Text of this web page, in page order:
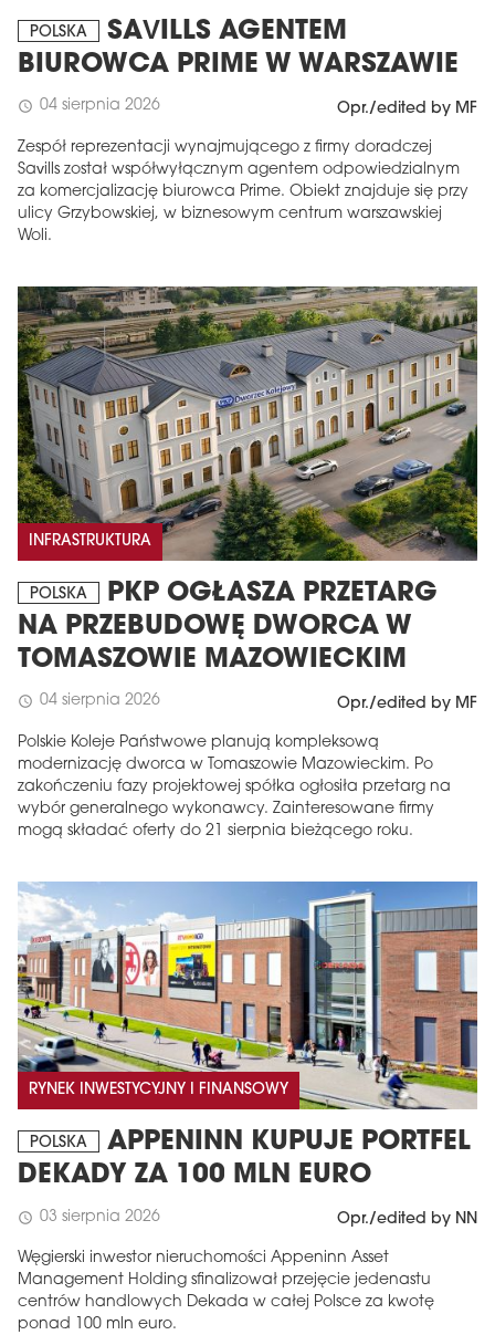
POLSKA
SAVILLS AGENTEM
BIUROWCA PRIME W WARSZAWIE
schedule 04 sierpnia 2026 Opr./edited by MF
Zespół reprezentacji wynajmującego z firmy doradczej
Savills został współwyłącznym agentem odpowiedzialnym
za komercjalizację biurowca Prime. Obiekt znajduje się przy
ulicy Grzybowskiej, w biznesowym centrum warszawskiej
Woli.
INFRASTRUKTURA
POLSKA
PKP OGŁASZA PRZETARG
NA PRZEBUDOWĘ DWORCA W
TOMASZOWIE MAZOWIECKIM
schedule 04 sierpnia 2026 Opr./edited by MF
Polskie Koleje Państwowe planują kompleksową
modernizację dworca w Tomaszowie Mazowieckim. Po
zakończeniu fazy projektowej spółka ogłosiła przetarg na
wybór generalnego wykonawcy. Zainteresowane firmy
mogą składać oferty do 21 sierpnia bieżącego roku.
RYNEK INWESTYCYJNY I FINANSOWY
POLSKA
APPENINN KUPUJE PORTFEL
DEKADY ZA 100 MLN EURO
schedule 03 sierpnia 2026 Opr./edited by NN
Węgierski inwestor nieruchomości Appeninn Asset
Management Holding sfinalizował przejęcie jedenastu
centrów handlowych Dekada w całej Polsce za kwotę
ponad 100 mln euro.